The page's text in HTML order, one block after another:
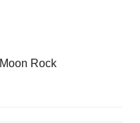
Moon Rock